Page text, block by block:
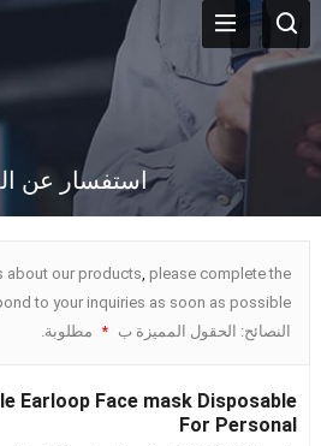
استفسار عن
about our products, please complete the
to your inquiries as soon as possible
النصائح: الحقول المميزة ب
* مطلوبة.
Earloop Face mask Disposable
For Personal